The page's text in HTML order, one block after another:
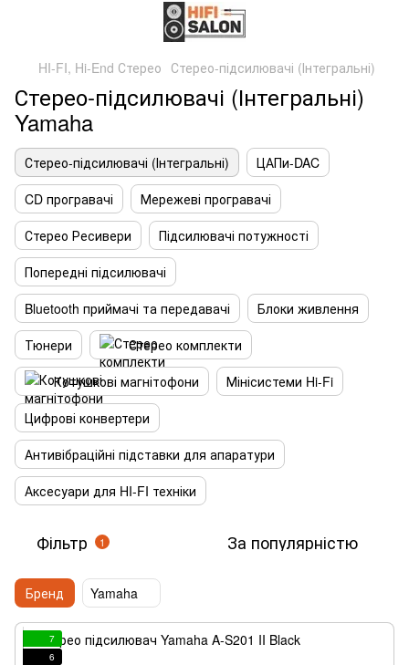
HI-FI, Hi-End Стерео Стерео-підсилювачі (Інтегральні)
Стерео-підсилювачі (Інтегральні)
Yamaha
Стерео-підсилювачі (Інтегральні)
ЦАПи-DAC
CD програвачі
Мережеві програвачі
Стерео Ресивери
Підсилювачі потужності
Попередні підсилювачі
Bluetooth приймачі та передавачі
Блоки живлення
Тюнери
Стерео комплекти
Котушкові магнітофони
Мінісистеми Hi-Fi
Цифрові конвертери
Антивібраційні підставки для апаратури
Аксесуари для HI-FI техніки
Фільтр 1 За популярністю
Бренд Yamaha
7
6